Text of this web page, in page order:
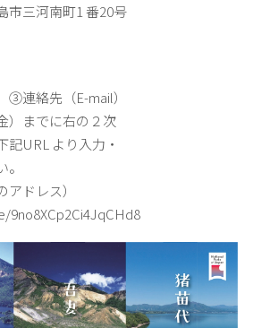
市三河南町1 番20号
連絡先（E-mail）
）までに右の２次
記URL より入力・
アドレス）